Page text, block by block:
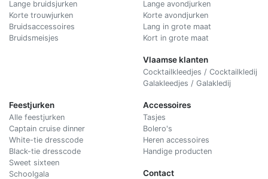
Lange bruidsjurken
Korte trouwjurken
Bruidsaccessoires
Bruidsmeisjes
Lange avondjurken
Korte avondjurken
Lang in grote maat
Kort in grote maat
Vlaamse klanten
Cocktailkleedjes / Cocktailkledij
Galakleedjes / Galakledij
Feestjurken
Alle feestjurken
Captain cruise dinner
White-tie dresscode
Black-tie dresscode
Sweet sixteen
Schoolgala
Accessoires
Tasjes
Bolero's
Heren accessoires
Handige producten
Contact